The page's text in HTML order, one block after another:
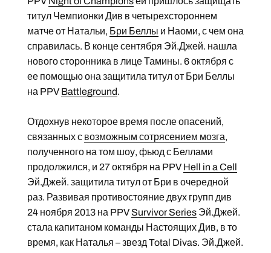
титул Чемпионки Див в четырехстороннем
матче от Натальи, Бри Беллы и Наоми, с чем она
справилась. В конце сентября Эй.Джей. нашла
нового сторонника в лице Тамины. 6 октября с
ее помощью она защитила титул от Бри Беллы
на PPV Battleground.
Отдохнув некоторое время после опасений,
связанных с возможным сотрясением мозга,
полученного на том шоу, фьюд с Беллами
продолжился, и 27 октября на PPV Hell in a Cell
Эй.Джей. защитила титул от Бри в очередной
раз. Развивая противостояние двух групп див
24 ноября 2013 на PPV Survivor SeriesЭй.Джей.
стала капитаном команды Настоящих Див, в то
время, как Наталья – звезд Total Divas. Эй.Джей.